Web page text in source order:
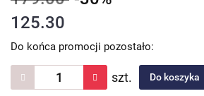
125.30
Do końca promocji pozostało:
szt. Do koszyka